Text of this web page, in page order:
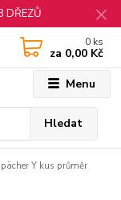
DŘEZŮ
Menu
Hledat
0 ks
za 0,00 Kč
Y kus průměr